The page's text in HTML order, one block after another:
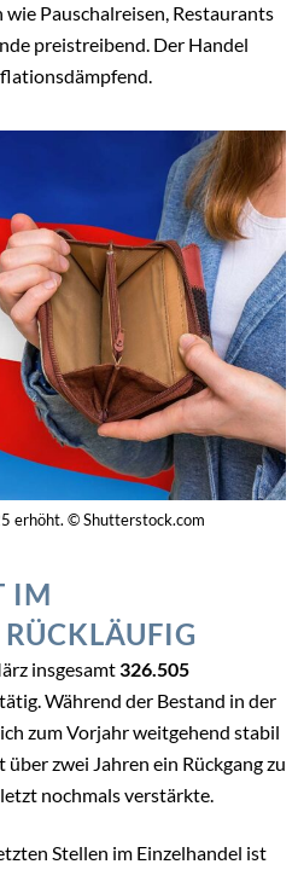
Pauschalreisen, Restaurants
preistreibend. Der Handel
erhöht. © Shutterstock.com
IM
insgesamt326.505
Während der Bestand in der
zum Vorjahr weitgehend stabil
zwei Jahren ein Rückgang zu
nochmals verstärkte.
Stellen im Einzelhandel ist